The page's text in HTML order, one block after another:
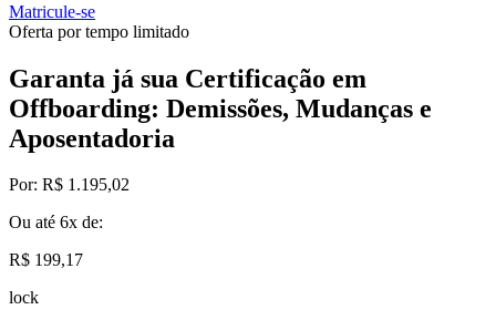
Matricule-se
Oferta por tempo limitado
Garanta já sua Certificação em
Offboarding: Demissões, Mudanças e
Aposentadoria
Por: R$ 1.195,02
Ou até 6x de:
R$ 199,17
lock